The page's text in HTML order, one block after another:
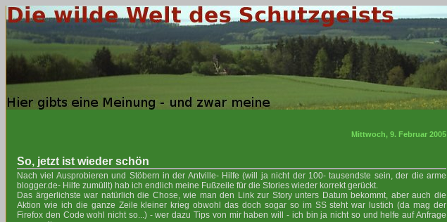
Mittwoch, 9. Februar 2005
So, jetzt ist wieder schön
Nach viel Ausprobieren und Stöbern in der Antville- Hilfe (will ja nicht der 100- tausendste sein, der die arme
blogger.de- Hilfe zumüllt) hab ich endlich meine Fußzeile für die Stories wieder korrekt gerückt.
Das ärgerlichste war natürlich die Chose, wie man den Link zur Story unters Datum bekommt, aber auch die
Aktion wie ich die ganze Zeile kleiner krieg obwohl das doch sogar so im SS steht war lustich (da mag der
Firefox den Code wohl nicht so...) - wer dazu Tips von mir haben will - ich bin ja nicht so und helfe auf Anfrage